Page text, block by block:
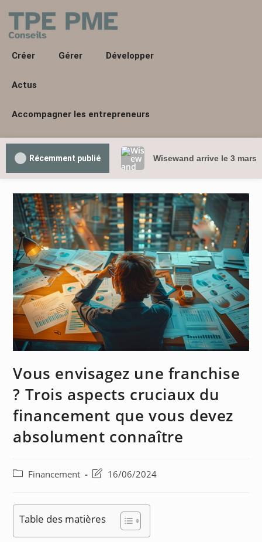
Créer Gérer Développer
Actus
Accompagner les entrepreneurs
Récemment publié Wisewand arrive le 3 mars
Vous envisagez une franchise
? Trois aspects cruciaux du
financement que vous devez
absolument connaître
Financement 16/06/2024
Table des matières